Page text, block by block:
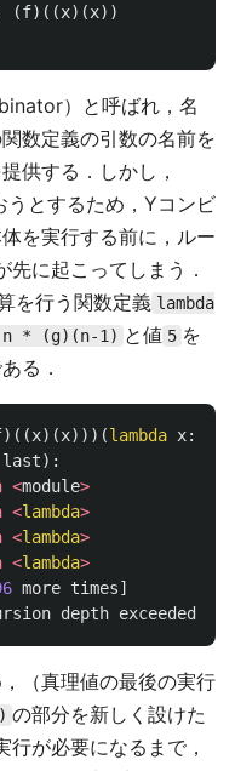
(f)((x)(x))
）と呼ばれ，名
数定義の引数の名前を
供する．しかし，
とするため，Yコンビ
を実行する前に，ルー
に起こってしまう．
を行う関数定義 lambda
* (g)(n-1) と値 5 を
る．
)((x)(x)))(lambda x:
last):
<module>
<lambda>
<lambda>
<lambda>
more times]
depth exceeded
（真理値の最後の実行
の部分を新しく設けた
が必要になるまで，